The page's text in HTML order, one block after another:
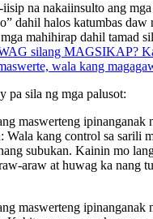
na nakaiinsulto ang
dahil halos katumbas daw
mahihirap dahil tamad
silang MAGSIKAP?
wala kang
pa sila ng mga palusot:
maswerteng ipinanganak
Wala kang control sa sarili
subukan. Kainin mo
araw at huwag ka nang
maswerteng ipinanganak